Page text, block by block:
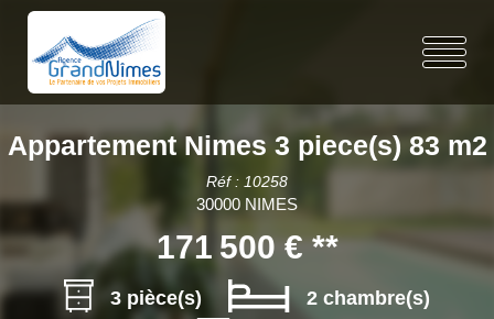
Appartement Nimes 3 piece(s) 83 m2
Réf : 10258
30000 NIMES
171 500 €**
3 pièce(s)
2 chambre(s)